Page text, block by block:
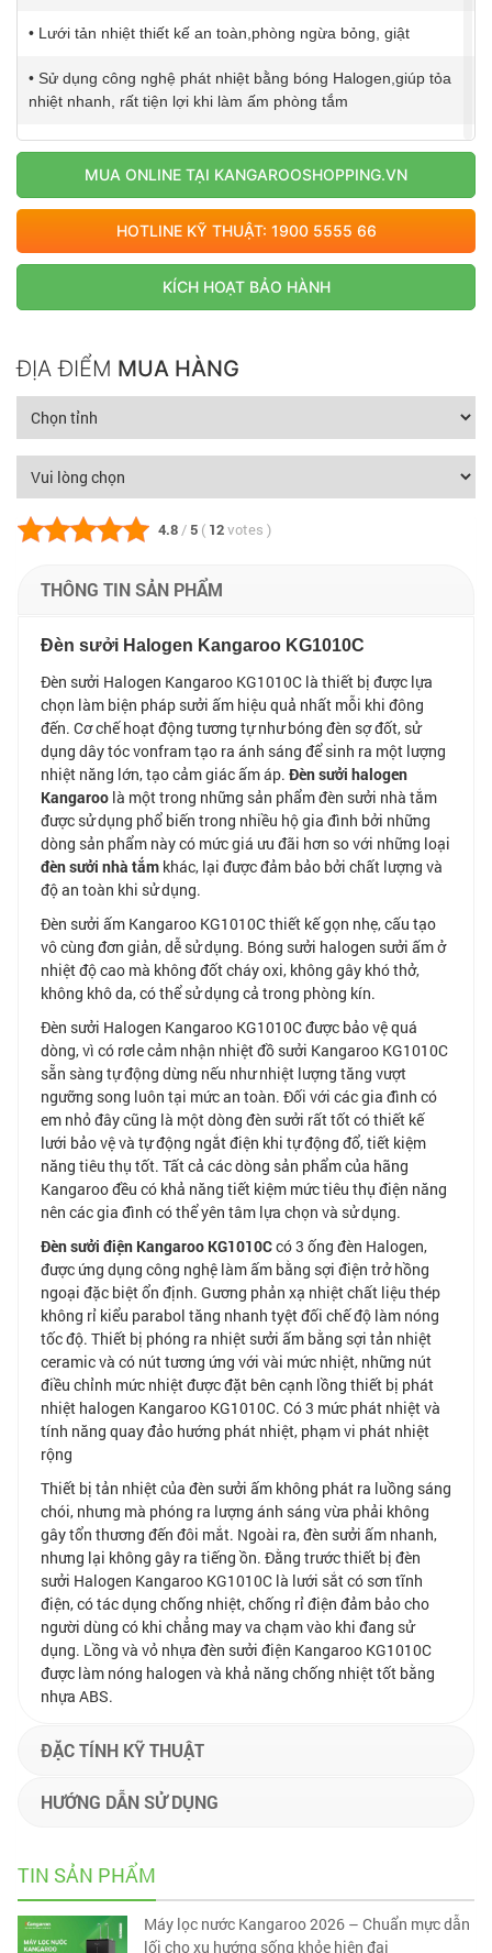
• Lưới tản nhiệt thiết kế an toàn,phòng ngừa bỏng, giật
• Sử dụng công nghệ phát nhiệt bằng bóng Halogen,giúp tỏa
nhiệt nhanh, rất tiện lợi khi làm ấm phòng tắm
• Chế độ bảo vệ khi quá nhiệt
• Thân vỏ nhựa chịu nhiệt
Điện áp: 220V/50Hz
Khối lượng: 3,1 kg
Kích thước: 260x131x500 (mm)
MUA ONLINE TẠI KANGAROOSHOPPING.VN
HOTLINE KỸ THUẬT: 1900 5555 66
KÍCH HOẠT BẢO HÀNH
ĐỊA ĐIỂM MUA HÀNG
4.8 / 5 ( 12 votes )
THÔNG TIN SẢN PHẨM
Đèn sưởi Halogen Kangaroo KG1010C
Đèn sưởi Halogen Kangaroo KG1010C là thiết bị được lựa
chọn làm biện pháp sưởi ấm hiệu quả nhất mỗi khi đông
đến. Cơ chế hoạt động tương tự như bóng đèn sợ đốt, sử
dụng dây tóc vonfram tạo ra ánh sáng để sinh ra một lượng
nhiệt năng lớn, tạo cảm giác ấm áp. Đèn sưởi halogen
Kangaroo là một trong những sản phẩm đèn sưởi nhà tắm
được sử dụng phổ biến trong nhiều hộ gia đình bởi những
dòng sản phẩm này có mức giá ưu đãi hơn so với những loại
đèn sưởi nhà tắm khác, lại được đảm bảo bởi chất lượng và
độ an toàn khi sử dụng.
Đèn sưởi ấm Kangaroo KG1010C thiết kế gọn nhẹ, cấu tạo
vô cùng đơn giản, dễ sử dụng. Bóng sưởi halogen sưởi ấm ở
nhiệt độ cao mà không đốt cháy oxi, không gây khó thở,
không khô da, có thể sử dụng cả trong phòng kín.
Đèn sưởi Halogen Kangaroo KG1010C được bảo vệ quá
dòng, vì có rơle cảm nhận nhiệt đồ sưởi Kangaroo KG1010C
sẵn sàng tự động dừng nếu như nhiệt lượng tăng vượt
ngưỡng song luôn tại mức an toàn. Đối với các gia đình có
em nhỏ đây cũng là một dòng đèn sưởi rất tốt có thiết kế
lưới bảo vệ và tự động ngắt điện khi tự động đổ, tiết kiệm
năng tiêu thụ tốt. Tất cả các dòng sản phẩm của hãng
Kangaroo đều có khả năng tiết kiệm mức tiêu thụ điện năng
nên các gia đình có thể yên tâm lựa chọn và sử dụng.
Đèn sưởi điện Kangaroo KG1010Ccó 3 ống đèn Halogen,
được ứng dụng công nghệ làm ấm bằng sợi điện trở hồng
ngoại đặc biệt ổn định. Gương phản xạ nhiệt chất liệu thép
không rỉ kiểu parabol tăng nhanh tyệt đối chế độ làm nóng
tốc độ. Thiết bị phóng ra nhiệt sưởi ấm bằng sợi tản nhiệt
ceramic và có nút tương ứng với vài mức nhiệt, những nút
điều chỉnh mức nhiệt được đặt bên cạnh lồng thiết bị phát
nhiệt halogen Kangaroo KG1010C. Có 3 mức phát nhiệt và
tính năng quay đảo hướng phát nhiệt, phạm vi phát nhiệt
rộng
Thiết bị tản nhiệt của đèn sưởi ấm không phát ra luồng sáng
chói, nhưng mà phóng ra lượng ánh sáng vừa phải không
gây tổn thương đến đôi mắt. Ngoài ra, đèn sưởi ấm nhanh,
nhưng lại không gây ra tiếng ồn. Đằng trước thiết bị đèn
sưởi Halogen Kangaroo KG1010C là lưới sắt có sơn tĩnh
điện, có tác dụng chống nhiệt, chống rỉ điện đảm bảo cho
người dùng có khi chẳng may va chạm vào khi đang sử
dụng. Lồng và vỏ nhựa đèn sưởi điện Kangaroo KG1010C
được làm nóng halogen và khả năng chống nhiệt tốt bằng
nhựa ABS.
ĐẶC TÍNH KỸ THUẬT
HƯỚNG DẪN SỬ DỤNG
TIN SẢN PHẨM
Máy lọc nước Kangaroo 2026 – Chuẩn mực dẫn
lối cho xu hướng sống khỏe hiện đại